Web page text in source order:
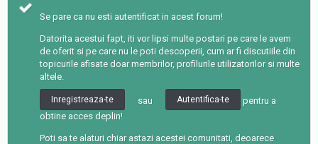
Se pare ca nu esti autentificat in acest forum!
Datorita acestui fapt, iti vor lipsi multe postari pe care le avem
de oferit si pe care nu le poti descoperii, cum ar fi discutiile din
topicurile afisate doar membrilor, profilurile utilizatorilor si multe
altele.
Inregistreaza-te sau Autentifica-te
pentru a
obtine acces deplin!
Poti sa te alaturi chiar astazi acestei comunitati, deoarece